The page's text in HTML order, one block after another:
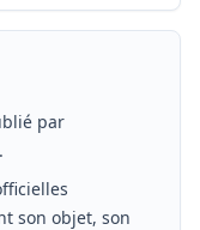
par
son objet, son